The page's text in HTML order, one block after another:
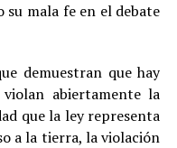
mala fe en el debate
demuestran que hay
abiertamente la
que la ley representa
a la tierra, la violación